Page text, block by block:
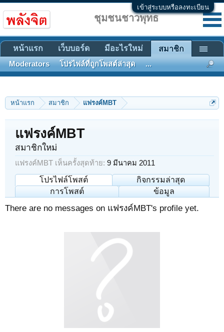
เข้าสู่ระบบหรือลงทะเบียน
หน้าแรก สมาชิก แฟรงค์MBT
แฟรงค์MBT
สมาชิกใหม่
แฟรงค์MBT เห็นครั้งสุดท้าย: 9 มีนาคม 2011
โปรไฟล์โพสต์
กิจกรรมล่าสุด
การโพสต์
ข้อมูล
There are no messages on แฟรงค์MBT's profile yet.
ชุมชนชาวพุทธ
หน้าแรก เว็บบอร์ด มีอะไรใหม่ สมาชิก
Moderators โปรไฟล์ที่ถูกโพสต์ล่าสุด ...